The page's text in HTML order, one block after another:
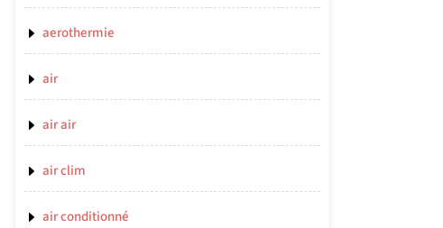
aerothermie
air
air air
air clim
air conditionné